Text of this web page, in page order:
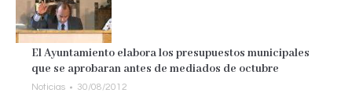
El Ayuntamiento elabora los presupuestos municipales
que se aprobaran antes de mediados de octubre
Noticias 30/08/2012